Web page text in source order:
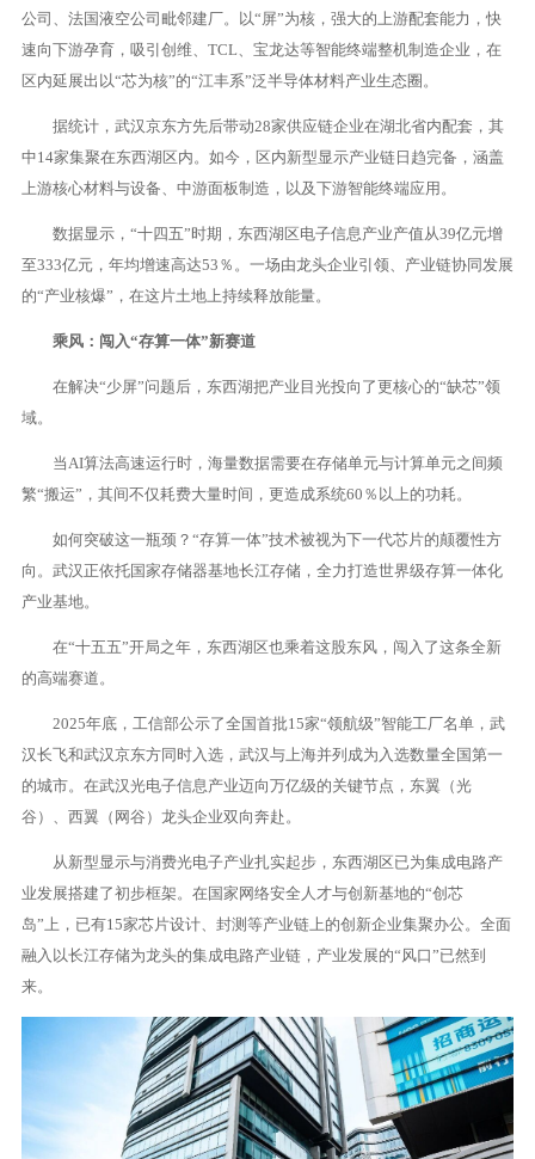
公司、法国液空公司毗邻建厂。以“屏”为核，强大的上游配套能力，快
速向下游孕育，吸引创维、TCL、宝龙达等智能终端整机制造企业，在
区内延展出以“芯为核”的“江丰系”泛半导体材料产业生态圈。
据统计，武汉京东方先后带动28家供应链企业在湖北省内配套，其
中14家集聚在东西湖区内。如今，区内新型显示产业链日趋完备，涵盖
上游核心材料与设备、中游面板制造，以及下游智能终端应用。
数据显示，“十四五”时期，东西湖区电子信息产业产值从39亿元增
至333亿元，年均增速高达53％。一场由龙头企业引领、产业链协同发展
的“产业核爆”，在这片土地上持续释放能量。
乘风：闯入“存算一体”新赛道
在解决“少屏”问题后，东西湖把产业目光投向了更核心的“缺芯”领
域。
当AI算法高速运行时，海量数据需要在存储单元与计算单元之间频
繁“搬运”，其间不仅耗费大量时间，更造成系统60％以上的功耗。
如何突破这一瓶颈？“存算一体”技术被视为下一代芯片的颠覆性方
向。武汉正依托国家存储器基地长江存储，全力打造世界级存算一体化
产业基地。
在“十五五”开局之年，东西湖区也乘着这股东风，闯入了这条全新
的高端赛道。
2025年底，工信部公示了全国首批15家“领航级”智能工厂名单，武
汉长飞和武汉京东方同时入选，武汉与上海并列成为入选数量全国第一
的城市。在武汉光电子信息产业迈向万亿级的关键节点，东翼（光
谷）、西翼（网谷）龙头企业双向奔赴。
从新型显示与消费光电子产业扎实起步，东西湖区已为集成电路产
业发展搭建了初步框架。在国家网络安全人才与创新基地的“创芯
岛”上，已有15家芯片设计、封测等产业链上的创新企业集聚办公。全面
融入以长江存储为龙头的集成电路产业链，产业发展的“风口”已然到
来。